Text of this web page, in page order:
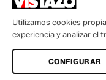
Código
Utilizamos cookies
experiencia y analizar el
CONFIGURAR